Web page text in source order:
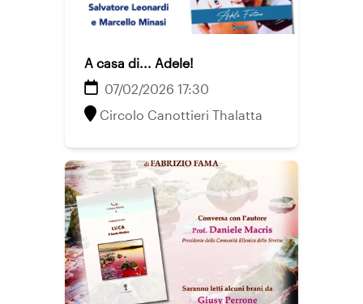
A casa di... Adele!
07/02/2026 17:30
Circolo Canottieri Thalatta